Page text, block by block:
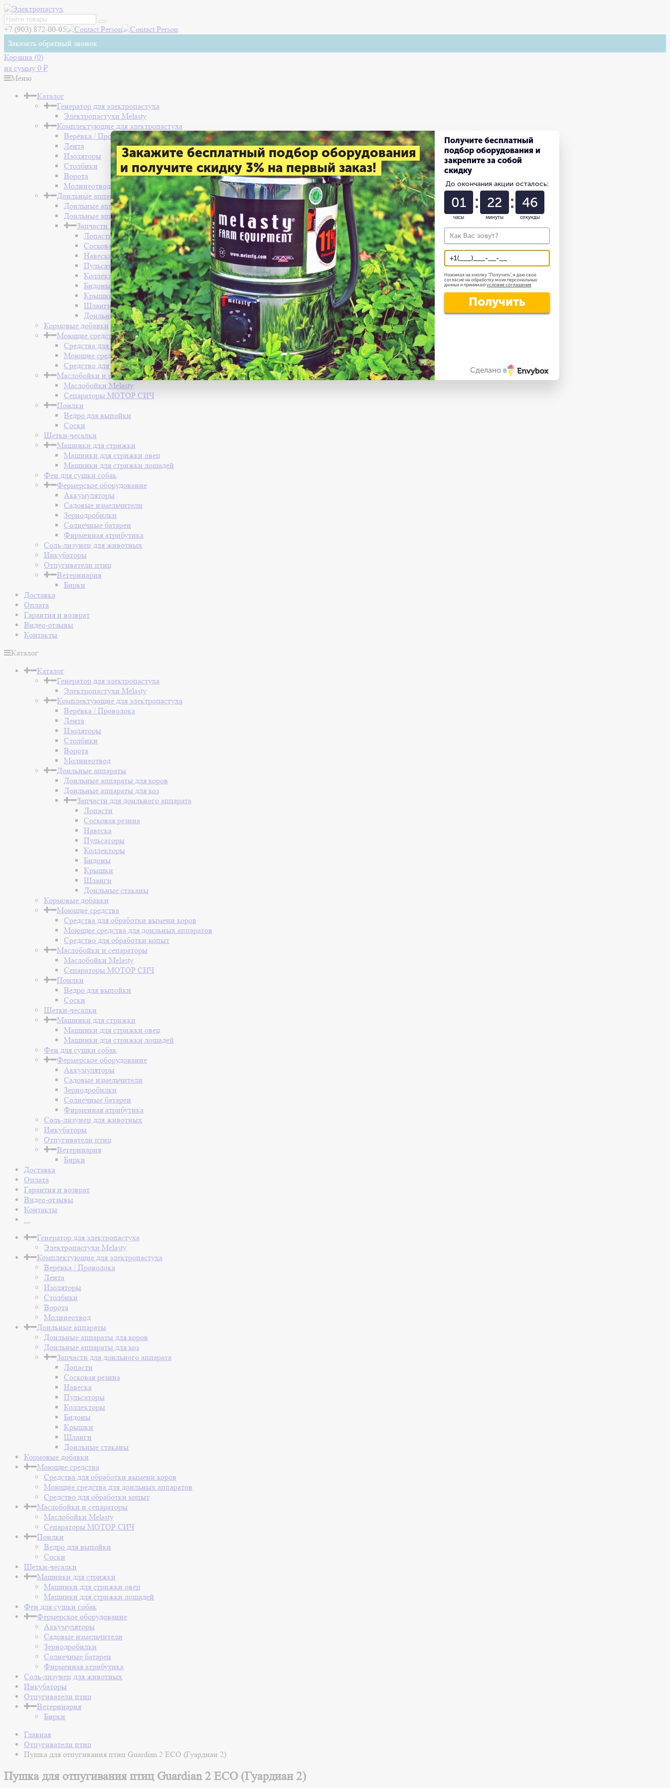
+7 (903) 872-00-05
Заказать обратный звонок
Корзина (0)
на сумму 0 ₽
Меню
Каталог
Генератор для электропастуха
Электропастухи Melasty
Комплектующие для электропастуха
Верёвка / Проволока
Лента
Изоляторы
Столбики
Ворота
Молниеотвод
Доильные аппараты
Доильные аппараты для коров
Доильные аппараты для коз
Запчасти для доильного аппарата
Лопасти
Сосковая резина
Навеска
Пульсаторы
Коллекторы
Бидоны
Крышки
Шланги
Доильные стаканы
Кормовые добавки
Моющие средства
Средства для обработки вымени коров
Моющие средства для доильных аппаратов
Средство для обработки копыт
Маслобойки и сепараторы
Маслобойки Melasty
Сепараторы МОТОР СИЧ
Поилки
Ведро для выпойки
Соски
Щетки-чесалки
Машинки для стрижки
Машинки для стрижки овец
Машинки для стрижки лошадей
Фен для сушки собак
Фермерское оборудование
Аккумуляторы
Садовые измельчители
Зернодробилки
Солнечные батареи
Фирменная атрибутика
Соль-лизунец для животных
Инкубаторы
Отпугиватели птиц
Ветеринария
Бирки
Доставка
Оплата
Гарантия и возврат
Видео-отзывы
Контакты
Каталог
Каталог
Генератор для электропастуха
Электропастухи Melasty
Комплектующие для электропастуха
Верёвка / Проволока
Лента
Изоляторы
Столбики
Ворота
Молниеотвод
Доильные аппараты
Доильные аппараты для коров
Доильные аппараты для коз
Запчасти для доильного аппарата
Лопасти
Сосковая резина
Навеска
Пульсаторы
Коллекторы
Бидоны
Крышки
Шланги
Доильные стаканы
Кормовые добавки
Моющие средства
Средства для обработки вымени коров
Моющие средства для доильных аппаратов
Средство для обработки копыт
Маслобойки и сепараторы
Маслобойки Melasty
Сепараторы МОТОР СИЧ
Поилки
Ведро для выпойки
Соски
Щетки-чесалки
Машинки для стрижки
Машинки для стрижки овец
Машинки для стрижки лошадей
Фен для сушки собак
Фермерское оборудование
Аккумуляторы
Садовые измельчители
Зернодробилки
Солнечные батареи
Фирменная атрибутика
Соль-лизунец для животных
Инкубаторы
Отпугиватели птиц
Ветеринария
Бирки
Доставка
Оплата
Гарантия и возврат
Видео-отзывы
Контакты
...
Генератор для электропастуха
Электропастухи Melasty
Комплектующие для электропастуха
Верёвка / Проволока
Лента
Изоляторы
Столбики
Ворота
Молниеотвод
Доильные аппараты
Доильные аппараты для коров
Доильные аппараты для коз
Запчасти для доильного аппарата
Лопасти
Сосковая резина
Навеска
Пульсаторы
Коллекторы
Бидоны
Крышки
Шланги
Доильные стаканы
Кормовые добавки
Моющие средства
Средства для обработки вымени коров
Моющие средства для доильных аппаратов
Средство для обработки копыт
Маслобойки и сепараторы
Маслобойки Melasty
Сепараторы МОТОР СИЧ
Поилки
Ведро для выпойки
Соски
Щетки-чесалки
Машинки для стрижки
Машинки для стрижки овец
Машинки для стрижки лошадей
Фен для сушки собак
Фермерское оборудование
Аккумуляторы
Садовые измельчители
Зернодробилки
Солнечные батареи
Фирменная атрибутика
Соль-лизунец для животных
Инкубаторы
Отпугиватели птиц
Ветеринария
Бирки
Главная
Отпугиватели птиц
Пушка для отпугивания птиц Guardian 2 ECO (Гуардиан 2)
Пушка для отпугивания птиц Guardian 2 ECO (Гуардиан 2)
Закажите бесплатный подбор оборудования
и получите скидку 3% на первый заказ!
Получите бесплатный
подбор оборудования и
закрепите за собой
скидку
До окончания акции осталось:
01
часы
22
минуты
45
секунды
Нажимая на кнопку "Получить", я даю свое
согласие на обработку моих персональных
данных и принимаю условия соглашения
Получить
Сделано в